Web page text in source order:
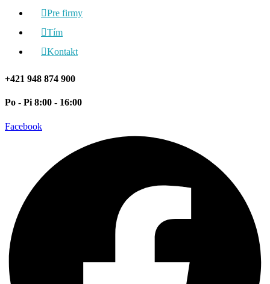
Pre firmy
Tím
Kontakt
+421 948 874 900
Po - Pi 8:00 - 16:00
Facebook